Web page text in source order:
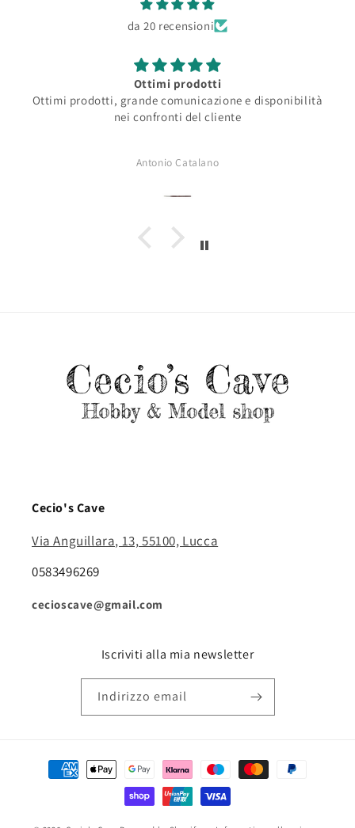
da 20 recensioni
Ottimi prodotti
Ottimi prodotti, grande comunicazione e disponibilità
nei confronti del cliente
Antonio Catalano
Cecio's Cave
Via Anguillara, 13, 55100, Lucca
0583496269
cecioscave@gmail.com
Iscriviti alla mia newsletter
Indirizzo email
Metodi